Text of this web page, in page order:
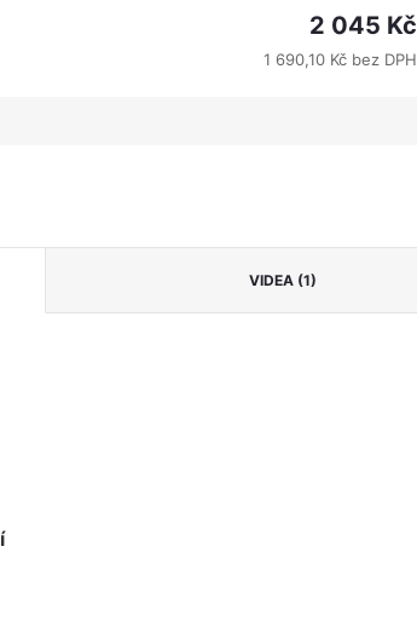
2 045 Kč
1 690,10 Kč bez DPH
VIDEA (1)